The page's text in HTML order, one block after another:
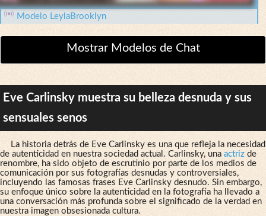
Modelo LeylaBrooklyn
Mostrar Modelos de Chat
Eve Carlinsky muestra su belleza desnuda y sus
sensuales senos
La historia detrás de Eve Carlinsky es una que refleja la necesidad
de autenticidad en nuestra sociedad actual. Carlinsky, una actriz de
renombre, ha sido objeto de escrutinio por parte de los medios de
comunicación por sus fotografías desnudas y controversiales,
incluyendo las famosas frases Eve Carlinsky desnudo. Sin embargo,
su enfoque único sobre la autenticidad en la fotografía ha llevado a
una conversación más profunda sobre el significado de la verdad en
nuestra imagen obsesionada cultura.